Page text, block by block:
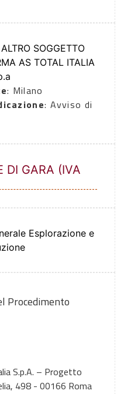
SOGGETTO
AS TOTAL ITALIA
: Milano
: Avviso di
DI GARA (IVA
Esplorazione e
Procedimento
S.p.A. – Progetto
498 - 00166 Roma